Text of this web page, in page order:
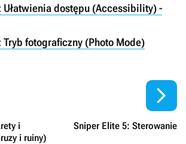
Ułatwienia dostępu (Accessibility) -
fotograficzny (Photo Mode)
i
i ruiny)
Sniper Elite 5: Sterowanie
